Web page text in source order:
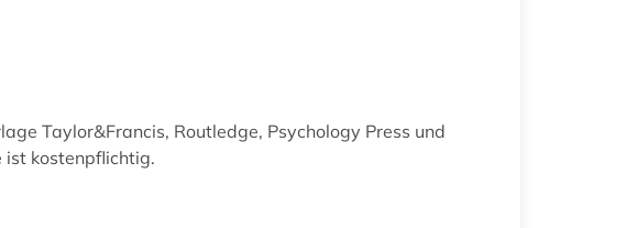
Taylor&Francis, Routledge, Psychology Press und
ist kostenpflichtig.